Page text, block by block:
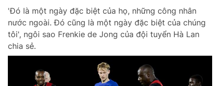
'Đó là một ngày đặc biệt của họ, những công nhân
nước ngoài. Đó cũng là một ngày đặc biệt của chúng
tôi', ngôi sao Frenkie de Jong của đội tuyển Hà Lan
chia sẻ.